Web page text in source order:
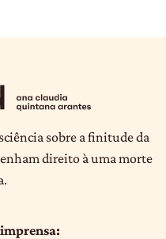
sobre a finitude da
direito à uma morte